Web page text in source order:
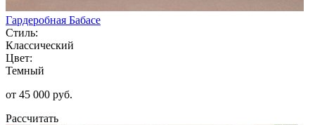
Гардеробная Бабасе
Стиль:
Классический
Цвет:
Темный
от 45 000 руб.
Рассчитать